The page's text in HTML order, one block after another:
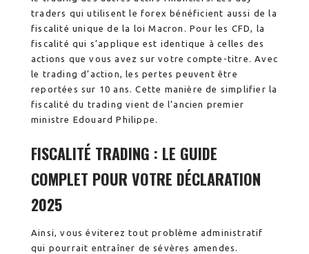
traders qui utilisent le forex bénéficient aussi de la
fiscalité unique de la loi Macron. Pour les CFD, la
fiscalité qui s’applique est identique à celles des
actions que vous avez sur votre compte-titre.Avec
le trading d’action, les pertes peuvent être
reportées sur 10 ans. Cette manière de simplifier la
fiscalité du trading vient de l’ancien premier
ministre Edouard Philippe.
FISCALITÉ TRADING : LE GUIDE
COMPLET POUR VOTRE DÉCLARATION
2025
Ainsi, vous éviterez tout problème administratif
qui pourrait entraîner de sévères amendes.